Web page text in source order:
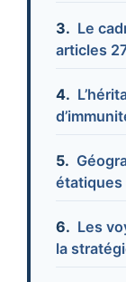
Le
articles
étatiques
Les
la